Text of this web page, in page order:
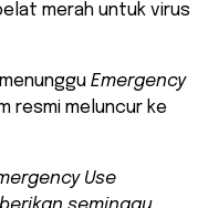
merah untuk virus
Emergency
resmi meluncur ke
Use